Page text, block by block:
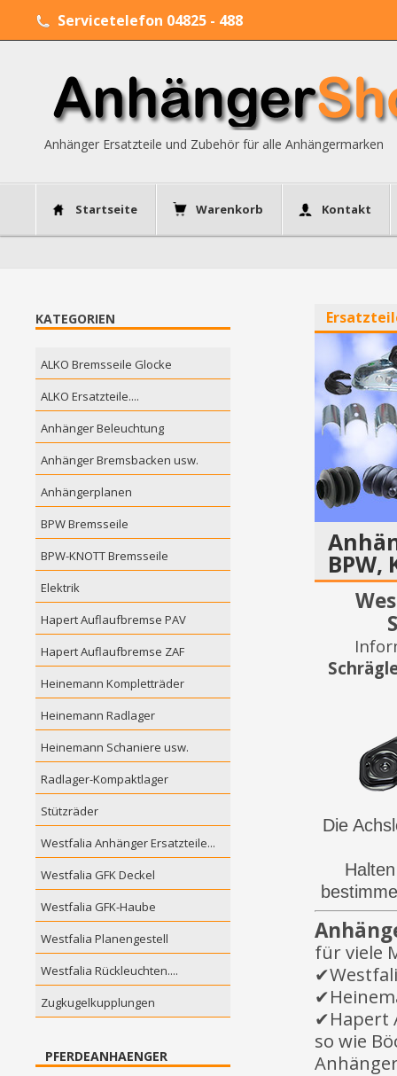
Servicetelefon 04825 - 488
Anhänger Ersatzteile und Zubehör für alle Anhängermarken
Startseite Warenkorb Kontakt
KATEGORIEN
ALKO Bremsseile Glocke
ALKO Ersatzteile....
Anhänger Beleuchtung
Anhänger Bremsbacken usw.
Anhängerplanen
BPW Bremsseile
BPW-KNOTT Bremsseile
Elektrik
Hapert Auflaufbremse PAV
Hapert Auflaufbremse ZAF
Heinemann Kompletträder
Heinemann Radlager
Heinemann Schaniere usw.
Radlager-Kompaktlager
Stützräder
Westfalia Anhänger Ersatzteile...
Westfalia GFK Deckel
Westfalia GFK-Haube
Westfalia Planengestell
Westfalia Rückleuchten....
Zugkugelkupplungen
PFERDEANHAENGER
BPW,
Die
für viele
✔Hapert
so wie